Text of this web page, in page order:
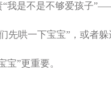
我是不是不够爱孩子
先哄一下宝宝”，或者躲
宝”更重要。